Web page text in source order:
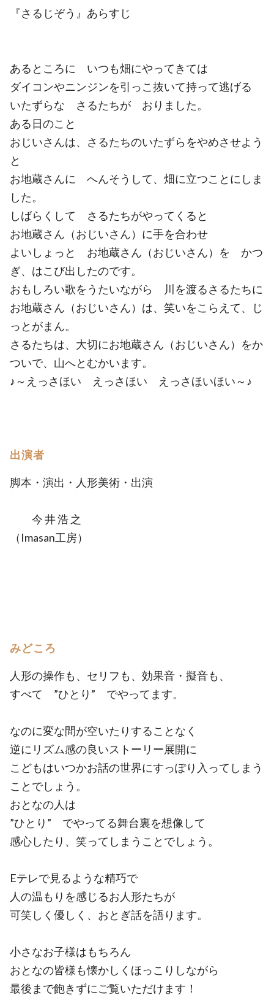
『さるじぞう』あらすじ
あるところに いつも畑にやってきては
ダイコンやニンジンを引っこ抜いて持って逃げる
いたずらな さるたちが おりました。
ある日のこと
おじいさんは、さるたちのいたずらをやめさせよう
と
お地蔵さんに へんそうして、畑に立つことにしま
した。
しばらくして さるたちがやってくると
お地蔵さん（おじいさん）に手を合わせ
よいしょっと お地蔵さん（おじいさん）を かつ
ぎ、はこび出したのです。
おもしろい歌をうたいながら 川を渡るさるたちに
お地蔵さん（おじいさん）は、笑いをこらえて、じ
っとがまん。
さるたちは、大切にお地蔵さん（おじいさん）をか
ついで、山へとむかいます。
♪～えっさほい えっさほい えっさほいほい～♪
出演者
脚本・演出・人形美術・出演
今 井 浩 之
（Imasan工房）
みどころ
人形の操作も、セリフも、効果音・擬音も、
すべて ”ひとり” でやってます。
なのに変な間が空いたりすることなく
逆にリズム感の良いストーリー展開に
こどもはいつかお話の世界にすっぽり入ってしまう
ことでしょう。
おとなの人は
”ひとり” でやってる舞台裏を想像して
感心したり、笑ってしまうことでしょう。
Eテレで見るような精巧で
人の温もりを感じるお人形たちが
可笑しく優しく、おとぎ話を語ります。
小さなお子様はもちろん
おとなの皆様も懐かしくほっこりしながら
最後まで飽きずにご覧いただけます！